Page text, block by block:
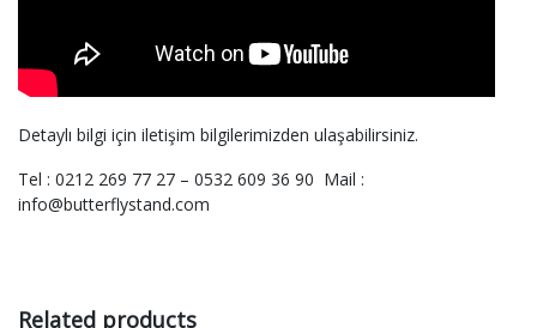
Detaylı bilgi için iletişim bilgilerimizden ulaşabilirsiniz.
Tel : 0212 269 77 27 – 0532 609 36 90 Mail :
info@butterflystand.com
Related products